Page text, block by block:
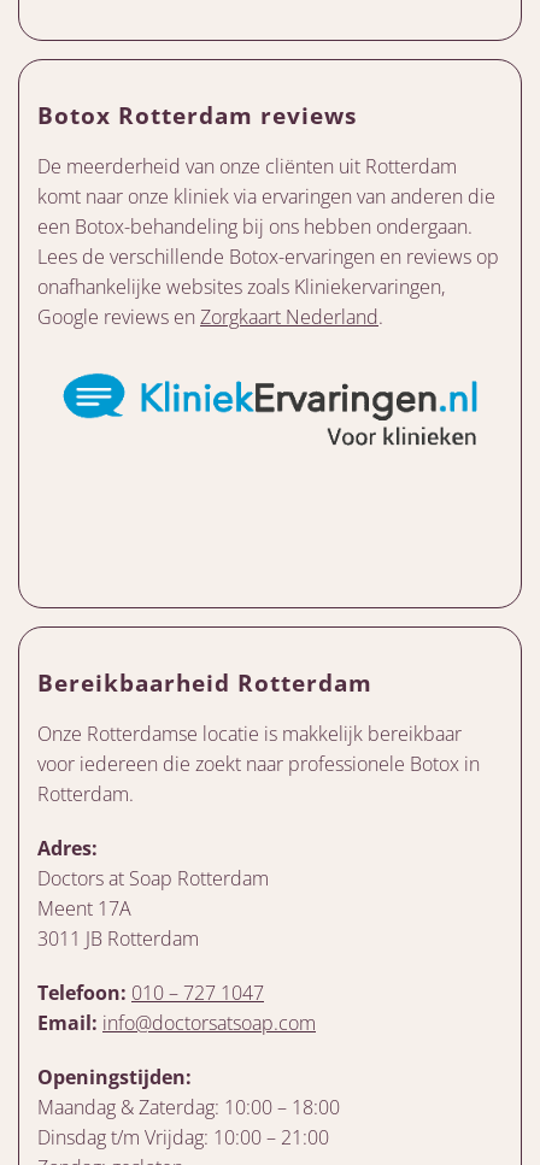
Botox Rotterdam reviews
De meerderheid van onze cliënten uit Rotterdam
komt naar onze kliniek via ervaringen van anderen die
een Botox-behandeling bij ons hebben ondergaan.
Lees de verschillende Botox-ervaringen en reviews op
onafhankelijke websites zoals Kliniekervaringen,
Google reviews en Zorgkaart Nederland.
Bereikbaarheid Rotterdam
Onze Rotterdamse locatie is makkelijk bereikbaar
voor iedereen die zoekt naar professionele Botox in
Rotterdam.
Adres:
Doctors at Soap Rotterdam
Meent 17A
3011 JB Rotterdam
Telefoon: 010 – 727 1047
Email: info@doctorsatsoap.com
Openingstijden:
Maandag & Zaterdag: 10:00 – 18:00
Dinsdag t/m Vrijdag: 10:00 – 21:00